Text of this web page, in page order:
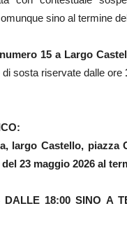
sino al termine
15 a Largo
sosta riservate dalle ore
largo Castello, piazza
del 23 maggio 2026 al
18:00 SINO A